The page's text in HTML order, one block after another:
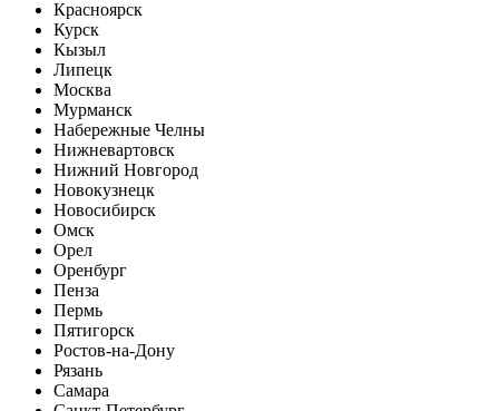
Красноярск
Курск
Кызыл
Липецк
Москва
Мурманск
Набережные Челны
Нижневартовск
Нижний Новгород
Новокузнецк
Новосибирск
Омск
Орел
Оренбург
Пенза
Пермь
Пятигорск
Ростов-на-Дону
Рязань
Самара